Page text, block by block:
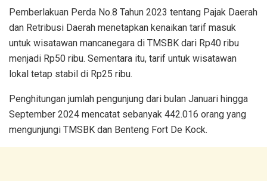
Pemberlakuan Perda No.8 Tahun 2023 tentang Pajak Daerah
dan Retribusi Daerah menetapkan kenaikan tarif masuk
untuk wisatawan mancanegara di TMSBK dari Rp40 ribu
menjadi Rp50 ribu. Sementara itu, tarif untuk wisatawan
lokal tetap stabil di Rp25 ribu.
Penghitungan jumlah pengunjung dari bulan Januari hingga
September 2024 mencatat sebanyak 442.016 orang yang
mengunjungi TMSBK dan Benteng Fort De Kock.